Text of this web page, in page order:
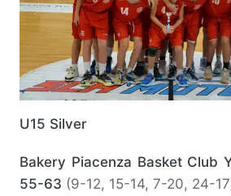
U15 Silver
Bakery Piacenza Basket Club
55-63 (9-12, 15-14, 7-20, 24-